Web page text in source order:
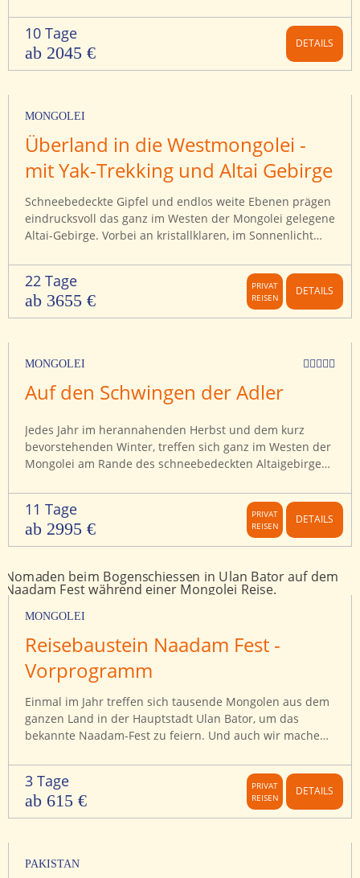
Auf dieser Rundreise durch Natur und Kultur der
Grünen Insel wandern wir entlang traumhafter
Landschaft zu historischen Schauplätzen, erleben
weitläufige Kieselstrände in Bray, beeindruckende
10 Tage
ab 2045 € DETAILS
MONGOLEI
Überland in die Westmongolei -
mit Yak-Trekking und Altai Gebirge
Schneebedeckte Gipfel und endlos weite Ebenen prägen
eindrucksvoll das ganz im Westen der Mongolei gelegene
Altai-Gebirge. Vorbei an kristallklaren, im Sonnenlicht
kasachischen Nomadenfamilien, die noch heute die
Tradition der Adlerjagd pflegen. Erhaben kreisen die
majestätischen Vögel über der Steppenlandschaft. Wir
wandern im Nationalpark Altai Tavan Bogd und im
unternehmen an 3 Tagen gemeinsam mit Nomaden ein
Yak-Trekking am heiligen Berg Otgon Tenger Uul.
22 Tage
ab 3655 €
PRIVAT
REISEN
DETAILS
MONGOLEI
Auf den Schwingen der Adler
Jedes Jahr im herannahenden Herbst und dem kurz
bevorstehenden Winter, treffen sich ganz im Westen der
Mongolei am Rande des schneebedeckten Altaigebirges
farbenfrohen und spektakulären Wettkämpfen in ihrer
Jagdkunst zu messen. In einer Parade stellen sie sich mit
ihren Adlern auf dem Arm und auf ihren Pferden reitend
den vielfach von weit her angereisten Besuchern vor, um
Wettbewerben zu glänzen. 2 Tage lang wohnen wir
diesem einzigartigen Fest nahe der kleinen Stadt Ulgii
bei. Wir erkunden die Gegend um Ulgii und Khovd,
an den Ufern des Tolbo Nuur Sees und erkunden die
Höhlen von Tsenkher mit ihren steinzeitlichen
Höhlenmalereien.
11 Tage
ab 2995 €
PRIVAT
REISEN
DETAILS
MONGOLEI
Reisebaustein Naadam Fest -
Vorprogramm
Einmal im Jahr treffen sich tausende Mongolen aus dem
ganzen Land in der Hauptstadt Ulan Bator, um das
bekannte Naadam-Fest zu feiern. Und auch wir machen
abwechslungsreichen Fest beizuwohnen. Es gibt
verschiedene Wettkämpfe im Bogenschießen,
Knöchelchen-Werfen, Ringen und Reiten. Der Naadam-
Fest Baustein ist 2026 als optionales Vorprogramm zu
3 Tage
ab 615 €
PRIVAT
REISEN
DETAILS
PAKISTAN